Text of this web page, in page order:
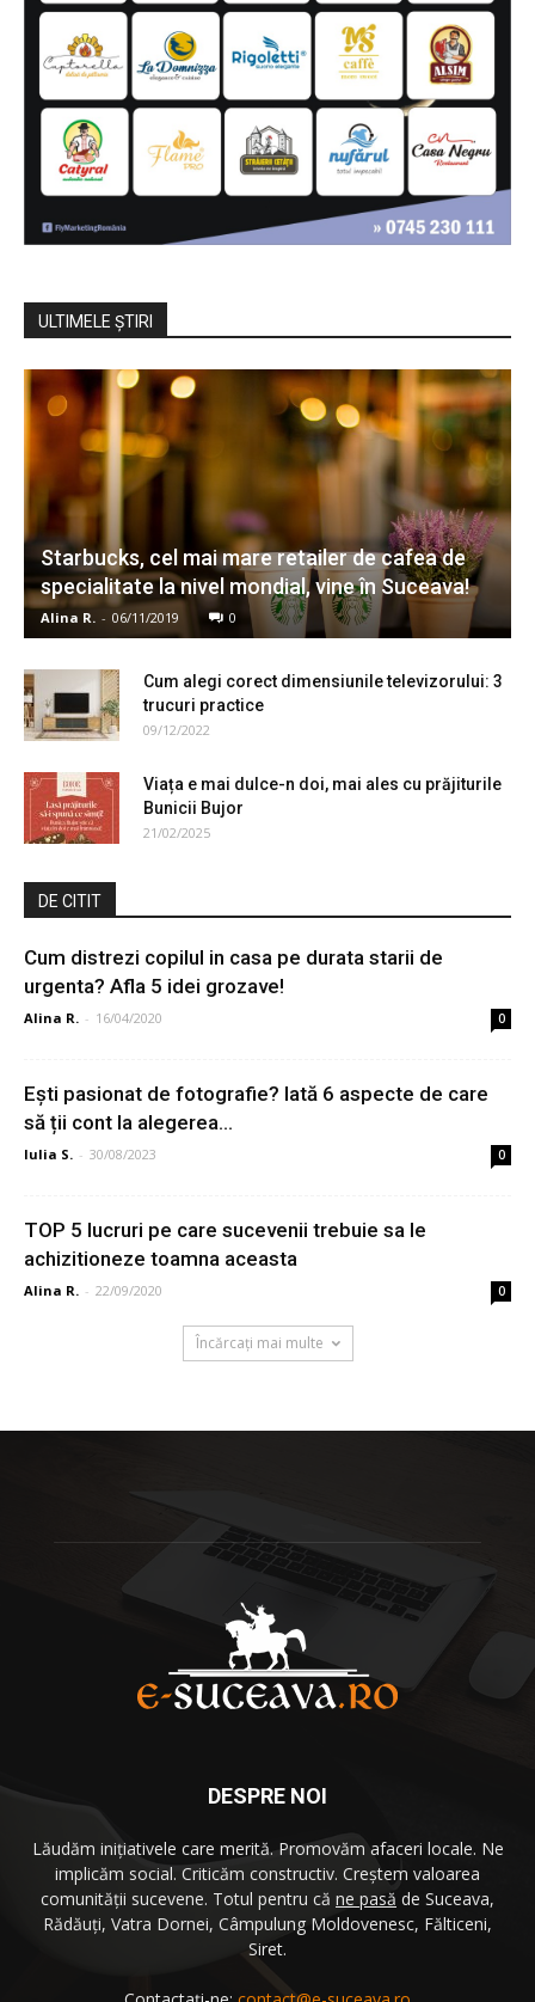
ULTIMELE ŞTIRI
Starbucks, cel mai mare retailer de cafea de
specialitate la nivel mondial, vine în Suceava!
Alina R. - 06/11/2019 0
Cum alegi corect dimensiunile televizorului: 3
trucuri practice
09/12/2022
Viața e mai dulce-n doi, mai ales cu prăjiturile
Bunicii Bujor
21/02/2025
DE CITIT
Cum distrezi copilul in casa pe durata starii de
urgenta? Afla 5 idei grozave!
Alina R. - 16/04/2020 0
Ești pasionat de fotografie? Iată 6 aspecte de care
să ții cont la alegerea...
Iulia S. - 30/08/2023 0
TOP 5 lucruri pe care sucevenii trebuie sa le
achizitioneze toamna aceasta
Alina R. - 22/09/2020 0
Încărcați mai multe
DESPRE NOI
Lăudăm iniţiativele care merită. Promovăm afaceri locale. Ne
implicăm social. Criticăm constructiv. Creştem valoarea
comunităţii sucevene. Totul pentru că ne pasă de Suceava,
Rădăuţi, Vatra Dornei, Câmpulung Moldovenesc, Fălticeni,
Siret.